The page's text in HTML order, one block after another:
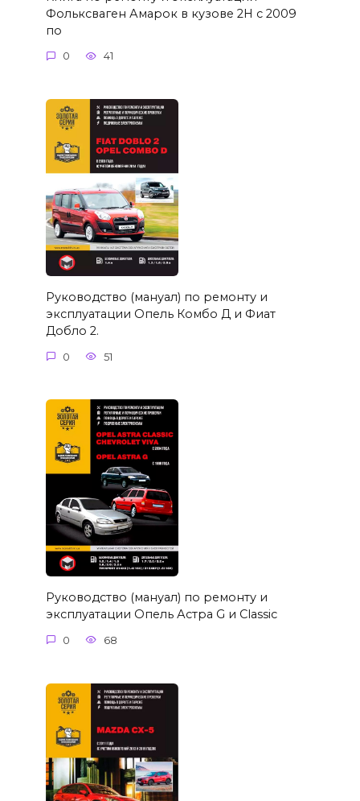
Фольксваген Амарок в кузове 2H с 2009
по
0 41
Руководство (мануал) по ремонту и
эксплуатации Опель Комбо Д и Фиат
Добло 2.
0 51
Руководство (мануал) по ремонту и
эксплуатации Опель Астра G и Classic
0 68